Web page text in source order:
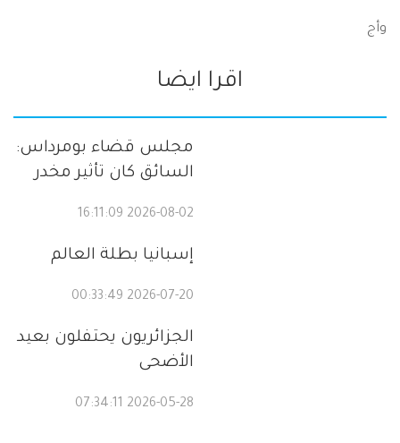
وأج
اقرا ايضا
مجلس قضاء بومرداس:
السائق كان تأثير مخدر
2026-08-02 16:11:09
إسبانيا بطلة العالم
2026-07-20 00:33:49
الجزائريون يحتفلون بعيد
الأضحى
2026-05-28 07:34:11